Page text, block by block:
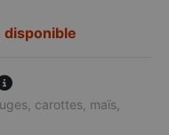
carottes, maïs,